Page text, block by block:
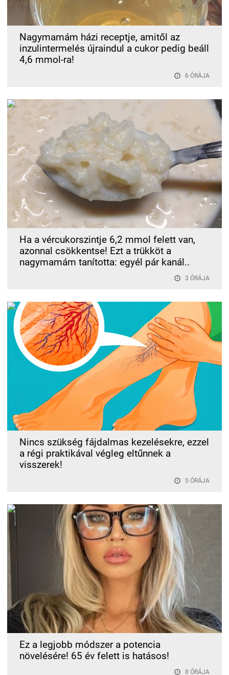
Nagymamám házi receptje, amitől az
inzulintermelés újraindul a cukor pedig beáll
4,6 mmol-ra!
6 ÓRÁJA
Ha a vércukorszintje 6,2 mmol felett van,
azonnal csökkentse! Ezt a trükköt a
nagymamám tanította: egyél pár kanál..
3 ÓRÁJA
Nincs szükség fájdalmas kezelésekre, ezzel
a régi praktikával végleg eltűnnek a
visszerek!
5 ÓRÁJA
Ez a legjobb módszer a potencia
növelésére! 65 év felett is hatásos!
8 ÓRÁJA